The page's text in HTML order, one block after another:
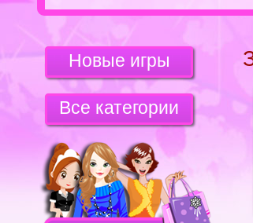
Новые игры
Все категории